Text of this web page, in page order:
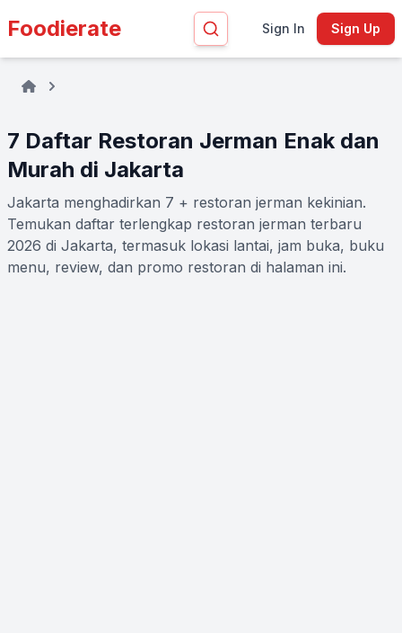
Foodierate Sign In Sign Up
7 Daftar Restoran Jerman Enak dan
Murah di Jakarta
Jakarta menghadirkan 7 + restoran jerman kekinian.
Temukan daftar terlengkap restoran jerman terbaru
2026 di Jakarta, termasuk lokasi lantai, jam buka, buku
menu, review, dan promo restoran di halaman ini.